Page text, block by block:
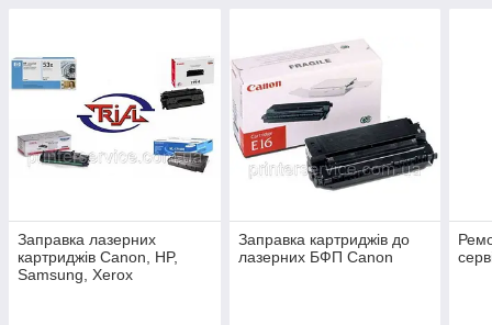
Заправка лазерних
картриджів Canon, HP,
Samsung, Xerox
Заправка картриджів до
лазерних БФП Canon